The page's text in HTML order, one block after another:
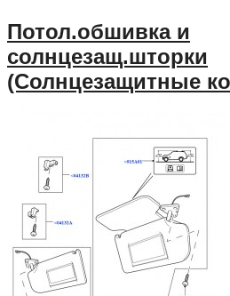
Потол.обшивка и
солнцезащ.шторки
(Солнцезащитные